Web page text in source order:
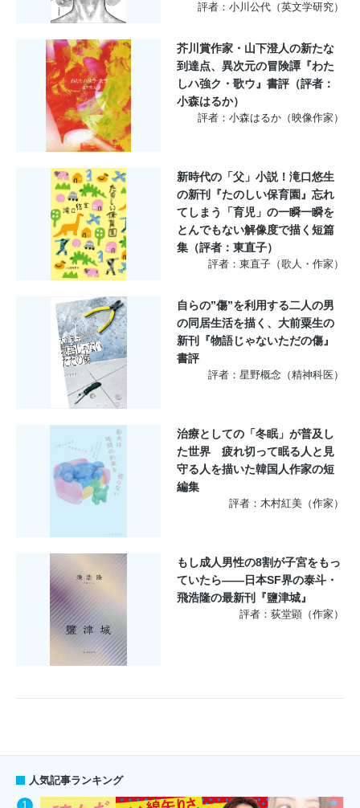
評者：小川公代（英文学研究）
芥川賞作家・山下澄人の新たな
到達点、異次元の冒険譚『わた
しハ強ク・歌ウ』書評（評者：
小森はるか）
評者：小森はるか（映像作家）
新時代の「父」小説！滝口悠生
の新刊『たのしい保育園』忘れ
てしまう「育児」の一瞬一瞬を
とんでもない解像度で描く短篇
集（評者：東直子）
評者：東直子（歌人・作家）
自らの”傷”を利用する二人の男
の同居生活を描く、大前粟生の
新刊『物語じゃないただの傷』
書評
評者：星野概念（精神科医）
治療としての「冬眠」が普及し
た世界 疲れ切って眠る人と見
守る人を描いた韓国人作家の短
編集
評者：木村紅美（作家）
もし成人男性の8割が子宮をもっ
ていたら――日本SF界の泰斗・
飛浩隆の最新刊『鹽津城』
評者：荻堂顕（作家）
人気記事ランキング